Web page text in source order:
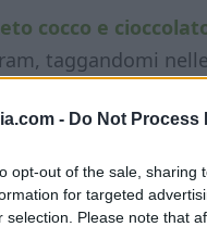
- Do Not Process
opt-out of the sale,
for targeted
selection. Please note that
cocco e
taggandomi